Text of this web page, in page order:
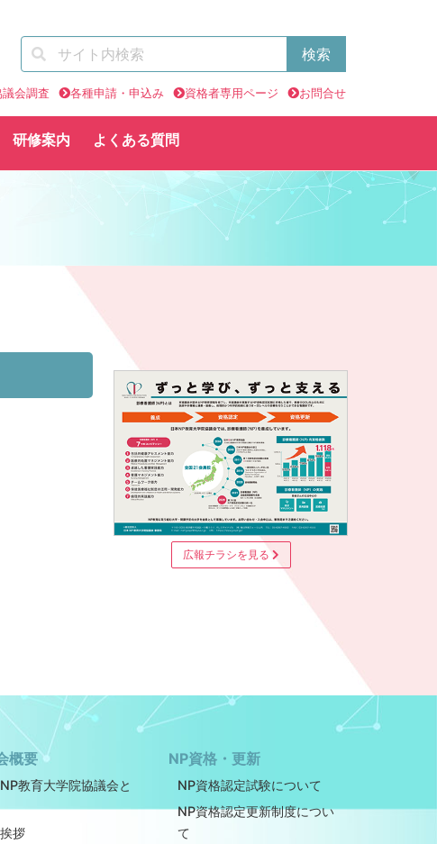
議会調査 各種申請・申込み 資格者専用ページ お問合せ
研修案内 よくある質問
広報チラシを見る
概要
教育大学院協議会と
拶
NP資格・更新
NP資格認定試験について
NP資格認定更新制度につい
て